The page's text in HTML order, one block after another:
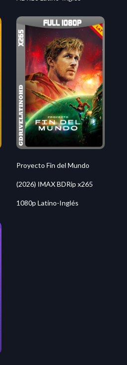
Proyecto Fin del Mundo
(2026) IMAX BDRip x265
1080p Latino-Inglés